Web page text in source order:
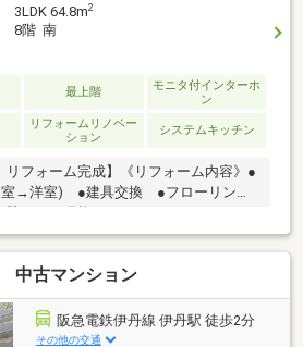
3LDK 64.8m2
8階 南
最上階
モニタ付インターホ
ン
リフォームリノベー
ション
システムキッチン
リフォーム完成】《リフォーム内容》●
室→洋室) ●建具交換 ●フローリング
クロス張替●クッションフロアシート
トイレ) ●巾木交換、●システムキッチ
換 ●ユニットバス交換 ●トイレ交
交換 ●下足箱交換 ●給湯器交換 ●
コンセント・スイッチ移設新設、●ダ
設 ●網戸貼替 ●ハウスクリーニング
「伊丹」駅 徒歩2分◆南向きバルコ
中古マンション
阪急電鉄伊丹線 伊丹駅 徒歩2分
その他の交通